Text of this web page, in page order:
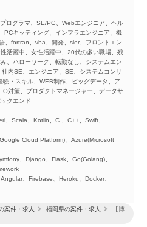
案件・求人 福岡県の案件・求人
【博
ログラマ、SE/PG、Webエンジニア、ヘル
PCキッティング、インフラエンジニア、機
、fortran、vba、開発、sler、フロントエン
活躍中、女性活躍中、20代の多い職場、残
、ハローワーク、転勤なし、システムエン
内SE、エンジニア、SE、システムコンサ
・スキル、WEB制作、ビッグデータ、ア
対策、プロダクトマネージャー、データサ
クエンド
、Scala、Kotlin、C 、C++、Swift、
Cloud Platform)、Azure(Microsoft
、Django、Flask、Go(Golang)、
、Firebase、Heroku、Docker、